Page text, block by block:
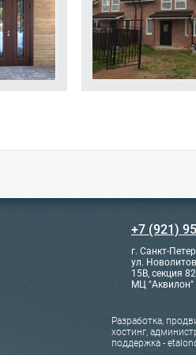
+7 (921)
г. Санкт-
ул.
15В, секция
МЦ "Аквилон"
Разработка,
хостинг,
поддержка -